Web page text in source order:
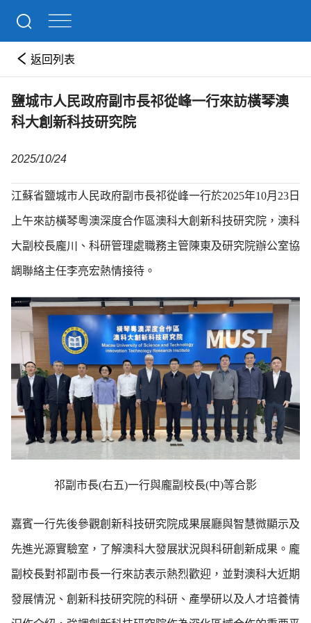
返回列表
鹽城市人民政府副市長祁從峰一行來訪橫琴澳
科大創新科技研究院
2025/10/24
江蘇省鹽城市人民政府副市長祁從峰一行於2025年10月23日
上午來訪橫琴粵澳深度合作區澳科大創新科技研究院，澳科
大副校長龐川、科研管理處職務主管陳東及研究院辦公室協
調聯絡主任李亮宏熱情接待。
祁副市長(右五)一行與龐副校長(中)等合影
嘉賓一行先後參觀創新科技研究院成果展廳與智慧微顯示及
先進光源實驗室，了解澳科大發展狀況與科研創新成果。龐
副校長對祁副市長一行來訪表示熱烈歡迎，並對澳科大近期
發展情況、創新科技研究院的科研、產學研以及人才培養情